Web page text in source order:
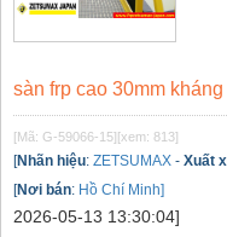
sàn frp cao 30mm
[Mã: G-59066-15] [xem: 813]
[Nhãn hiệu: ZETSUMAX - Xuất
[Nơi bán: Hồ Chí Minh]
2026-05-13 13:30:04]